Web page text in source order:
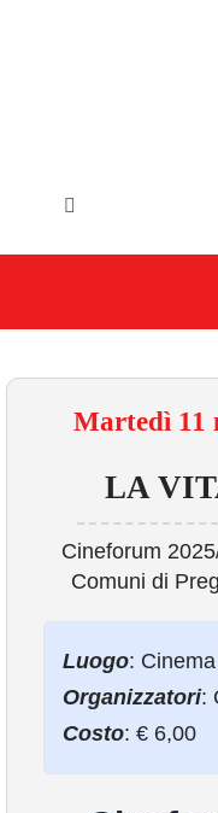
Toggle
IL COMUNE
Martedì 11
LA
Cineforum
Comuni di
Luogo:
Organizzatori:
Costo: € 6,00